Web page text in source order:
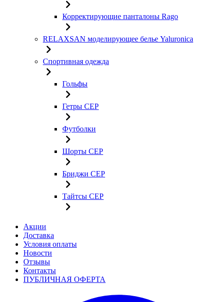
Корректирующие панталоны Rago
RELAXSAN моделирующее белье Yaluroniсa
Спортивная одежда
Гольфы
Гетры CEP
Футболки
Шорты CEP
Бриджи CEP
Тайтсы CEP
Акции
Доставка
Условия оплаты
Новости
Отзывы
Контакты
ПУБЛИЧНАЯ ОФЕРТА